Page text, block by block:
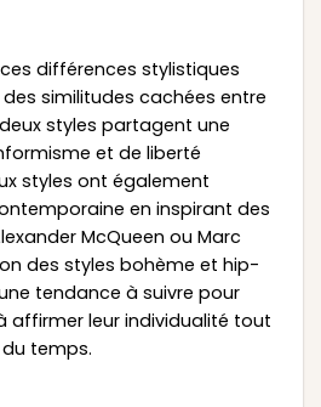
différences stylistiques
similitudes cachées entre
styles partagent une
et de liberté
styles ont également
en inspirant des
McQueen ou Marc
des styles bohème et hip-
tendance à suivre pour
affirmer leur individualité tout
temps.